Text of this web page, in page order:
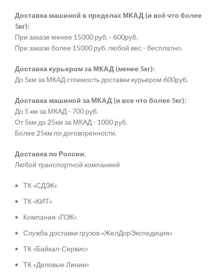
Доставка машиной в пределах МКАД (и всё что более
5кг):
При заказе менее 15000 руб. - 600руб.
При заказе более 15000 руб. любой вес - бесплатно.
Доставка курьером за МКАД (менее 5кг):
До 5км за МКАД стоимость доставки курьером 600руб.
Доставка машиной за МКАД (и все что более 5кг):
До 5 км за МКАД - 700 руб.
От 5км до 25км за МКАД - 1000 руб.
Более 25км по договоренности.
Доставка по России.
Любой транспортной компанией
ТК «СДЭК»
ТК «КИТ»
Компания «ПЭК»
Служба доставки грузов «ЖелДорЭкспедиция»
ТК «Байкал-Сервис»
ТК «Деловые Линии»